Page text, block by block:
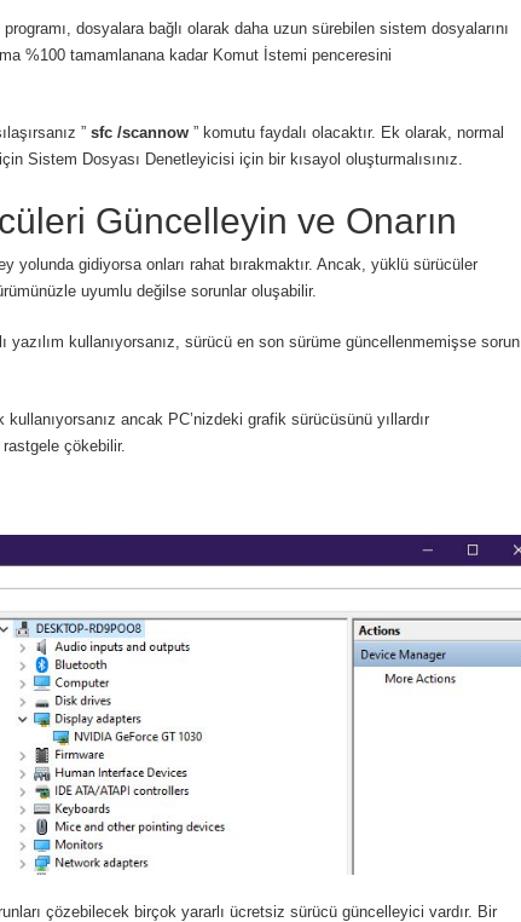
programı, dosyalara bağlı olarak daha uzun sürebilen sistem dosyalarını
%100 tamamlanana kadar Komut İstemi penceresini
” sfc /scannow” komutu faydalı olacaktır. Ek olarak, normal
Sistem Dosyası Denetleyicisi için bir kısayol oluşturmalısınız.
Güncelleyin ve Onarın
yolunda gidiyorsa onları rahat bırakmaktır. Ancak, yüklü sürücüler
uyumlu değilse sorunlar oluşabilir.
yazılım kullanıyorsanız, sürücü en son sürüme güncellenmemişse sorun
ancak PC’nizdeki grafik sürücüsünü yıllardır
çökebilir.
çözebilecek birçok yararlı ücretsiz sürücü güncelleyici vardır.
Bir